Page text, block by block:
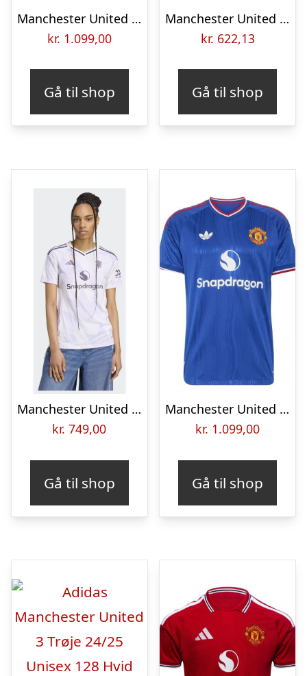
Manchester United Hjemmebanetrøje 2026/27 Authentic – adidas, størrelse Medium
kr. 1.099,00
Gå til shop
Manchester United away jersey 2013/14 – JONES 4-L
kr. 622,13
Gå til shop
Manchester United Udebanetrøje 2025/26 Kvinde – adidas, størrelse Medium
kr. 749,00
Gå til shop
Manchester United Udebanetrøje 2026/27 Champions League Authentic – adidas, størrelse Small
kr. 1.099,00
Gå til shop